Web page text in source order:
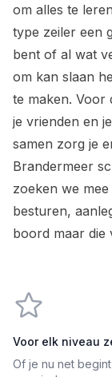
om alles te
type zeiler een
bent of al wat
om kan slaan
te maken. Voor
je vrienden en
samen zorg je
Brandermeer
zoeken we
besturen,
boord maar die
Voor elk niveau
Of je nu net